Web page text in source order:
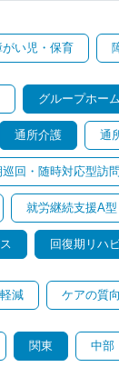
がい児・保育
グループホーム
通所介護 通
巡回・随時対応型訪
就労継続支援A型
回復期リハ
減 ケアの質
関東 中部